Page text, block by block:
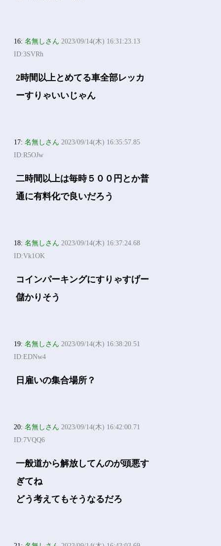
16:名無しさん 2023/09/14(木) 16:31:23.13
ID:3SVRh
2時間以上とめてる車全部レッカ
ーすりゃいいじゃん
17:名無しさん 2023/09/14(木) 16:35:57.85
ID:R5OJw
二時間以上は毎時５００円とか普
通に有料化で良いだろう
18:名無しさん 2023/09/14(木) 16:37:24.68
ID:Vk1OK
コインパーキングにすりゃすげー
儲かりそう
19:名無しさん 2023/09/14(木) 16:38:20.51
ID:EDNw4
日雇いの集合場所？
20:名無しさん 2023/09/14(木) 16:42:00.71
ID:7VQQ6
一般道から解放してんのが頭悪す
ぎてね
どう考えてもそうなるだろ